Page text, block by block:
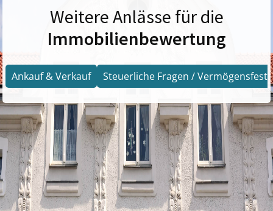
Weitere Anlässe für die
Immobilienbewertung
Ankauf & Verkauf Steuerliche Fragen /